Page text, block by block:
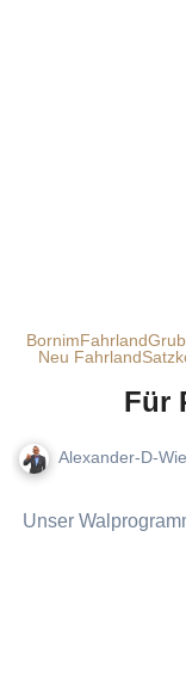
BornimFahrland
Neu Fahrland
Für
Alexander-D-
Unser